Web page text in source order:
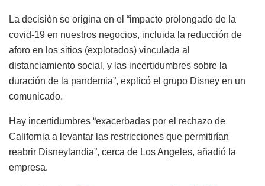
La decisión se origina en el “impacto prolongado de la
covid-19 en nuestros negocios, incluida la reducción de
aforo en los sitios (explotados) vinculada al
distanciamiento social, y las incertidumbres sobre la
duración de la pandemia”, explicó el grupo Disney en un
comunicado.
Hay incertidumbres “exacerbadas por el rechazo de
California a levantar las restricciones que permitirían
reabrir Disneylandia”, cerca de Los Angeles, añadió la
empresa.